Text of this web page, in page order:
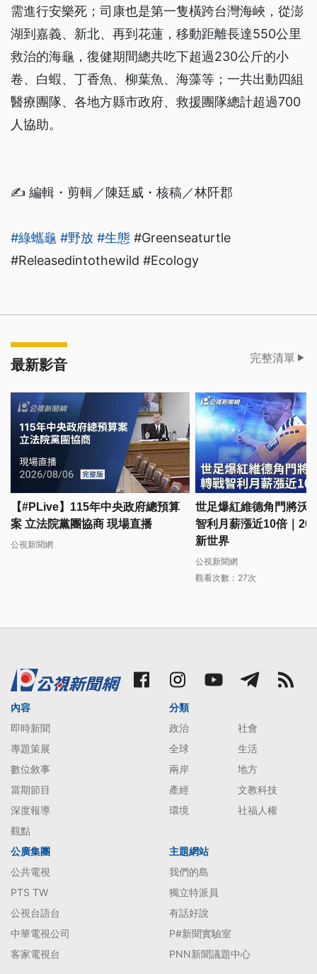
需進行安樂死；司康也是第一隻橫跨台灣海峽，從澎
湖到嘉義、新北、再到花蓮，移動距離長達550公里
救治的海龜，復健期間總共吃下超過230公斤的小
卷、白蝦、丁香魚、柳葉魚、海藻等；一共出動四組
醫療團隊、各地方縣市政府、救援團隊總計超過700
人協助。
✍️ 編輯・剪輯／陳廷威・核稿／林阡郡
#綠蠵龜 #野放 #生態 #Greenseaturtle
#Releasedintothewild #Ecology
最新影音 完整清單
【#PLive】115年中央政府總預算
案 立法院黨團協商 現場直播
公視新聞網
世足爆紅維德角門將沃
智利月薪漲近10倍｜
新世界
公視新聞網
觀看次數：27次
內容
即時新聞
專題策展
數位敘事
當期節目
深度報導
觀點
分類
政治
社會
全球
生活
兩岸
地方
產經
文教科技
環境
社福人權
公廣集團
公共電視
PTS TW
公視台語台
中華電視公司
客家電視台
主題網站
我們的島
獨立特派員
有話好說
P#新聞實驗室
PNN新聞議題中心